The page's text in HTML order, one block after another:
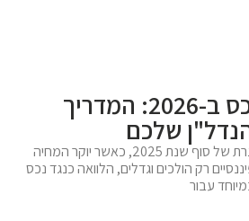
הלוואה כנגד נכס ב-2026: המדריך
שלכם
במציאות הכלכלית המאתגרת של סוף שנת 2025, כאשר יוקר המחיה
רק הולכים וגדלים, הלוואה כנגד נכס
עבור